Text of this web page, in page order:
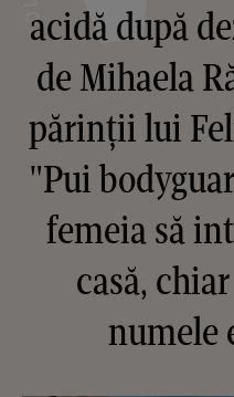
acidă după
de Mihaela
părinții lui
"Pui
femeia să
casă,
numele